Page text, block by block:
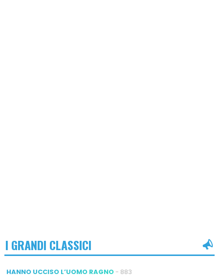
I GRANDI CLASSICI
HANNO UCCISO L’UOMO RAGNO- 883